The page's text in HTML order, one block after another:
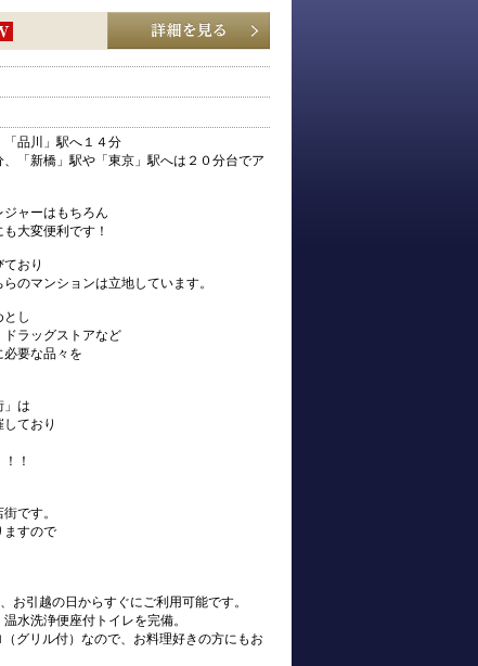
品川」駅へ１４分
「新橋」駅や「東京」駅へは２０分台でア
ャーはもちろん
大変便利です！
おり
のマンションは立地しています。
し
ラッグストアなど
要な品々を
」は
ており
！
です。
ますので
お引越の日からすぐにご利用可能です。
水洗浄便座付トイレを完備。
グリル付）なので、お料理好きの方にもお